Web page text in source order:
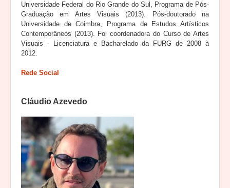
Universidade Federal do Rio Grande do Sul, Programa de Pós-
Graduação em Artes Visuais (2013). Pós-doutorado na
Universidade de Coimbra, Programa de Estudos Artísticos
Contemporâneos (2013). Foi coordenadora do Curso de Artes
Visuais - Licenciatura e Bacharelado da FURG de 2008 à
2012.
Rede Social
Cláudio Azevedo